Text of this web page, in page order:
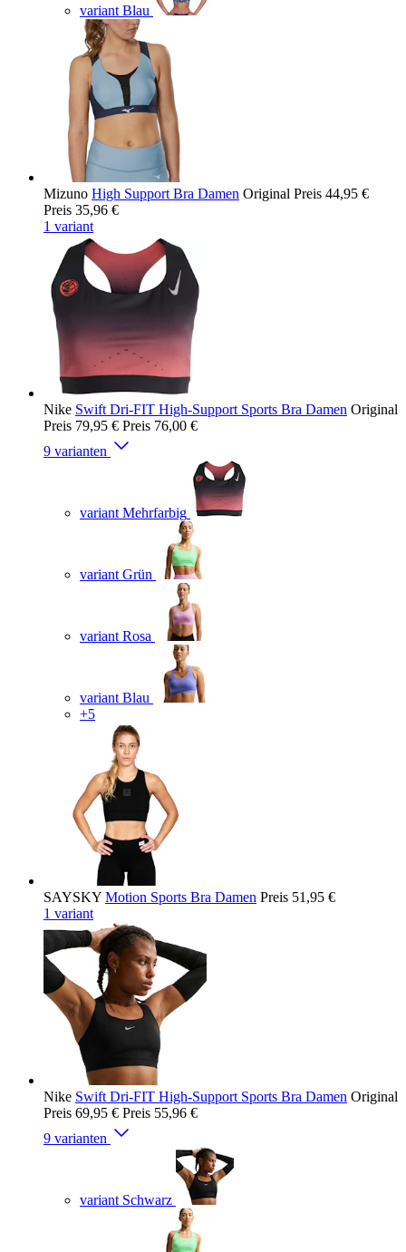
variant Blau
Mizuno High Support Bra Damen Original Preis 44,95 €
Preis 35,96 €
1 variant
Nike Swift Dri-FIT High-Support Sports Bra Damen Original
Preis 79,95 € Preis 76,00 €
9 varianten
variant Mehrfarbig
variant Grün
variant Rosa
variant Blau
+5
SAYSKY Motion Sports Bra Damen Preis 51,95 €
1 variant
Nike Swift Dri-FIT High-Support Sports Bra Damen Original
Preis 69,95 € Preis 55,96 €
9 varianten
variant Schwarz